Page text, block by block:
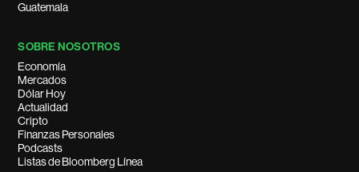
Guatemala
SOBRE NOSOTROS
Economía
Mercados
Dólar Hoy
Actualidad
Cripto
Finanzas Personales
Podcasts
Listas de Bloomberg Línea